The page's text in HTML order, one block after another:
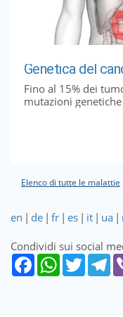
Genetica del
Fino al 15% dei
mutazioni
Elenco di tutte le malattie
en | de | fr | es | it | ua |
Condividi sui social